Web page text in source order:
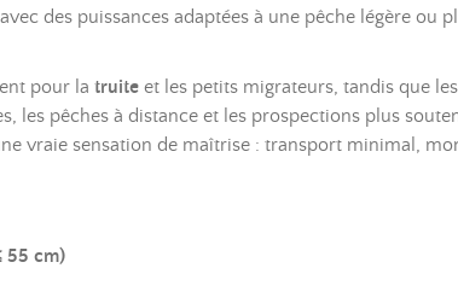
des puissances adaptées à une pêche légère ou
pour la truite et les petits migrateurs, tandis que
les pêches à distance et les prospections plus
vraie sensation de maîtrise : transport minimal,
55 cm)